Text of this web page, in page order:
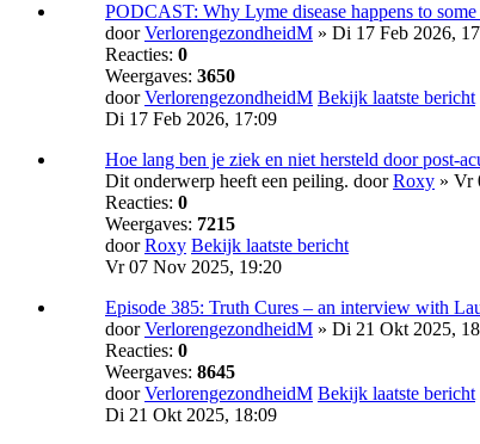
PODCAST: Why Lyme disease happens to
doorVerlorengezondheidM » Di 17 Feb 2026,
Reacties: 0
Weergaves: 3650
doorVerlorengezondheidM Bekijk laatste bericht
Di 17 Feb 2026, 17:09
Hoe lang ben je ziek en niet hersteld door post-
Dit onderwerp heeft een peiling. doorRoxy » Vr
Reacties: 0
Weergaves: 7215
doorRoxy Bekijk laatste bericht
Vr 07 Nov 2025, 19:20
Episode 385: Truth Cures – an interview with
doorVerlorengezondheidM » Di 21 Okt 2025,
Reacties: 0
Weergaves: 8645
doorVerlorengezondheidM Bekijk laatste bericht
Di 21 Okt 2025, 18:09